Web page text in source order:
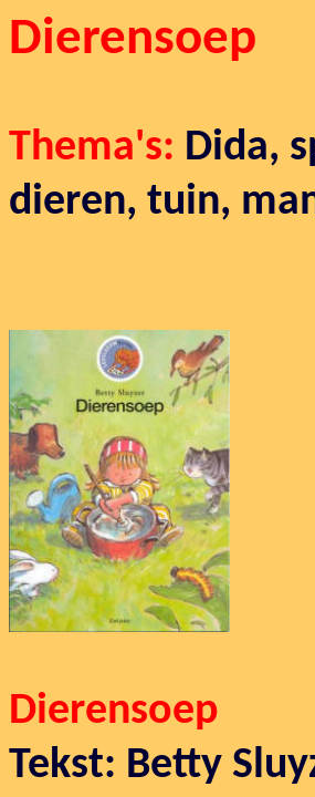
Dierensoep
Thema's: Dida,
dieren, tuin,
Dierensoep
Tekst: Betty